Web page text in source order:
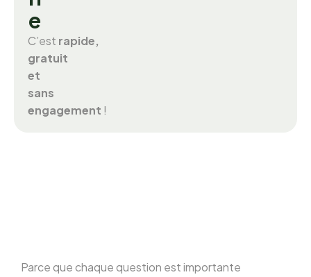
e
C’est rapide,
gratuit
et
sans
engagement !
Parce que chaque question est importante